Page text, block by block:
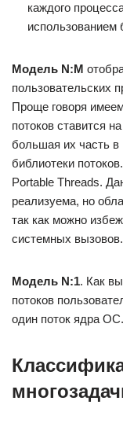
каждого
использованием
Модель N:M
пользовательских
Проще говоря
потоков ставится
большая их часть в
библиотеки
Portable Threads.
реализуема, но
так как можно
системных вызовов.
Модель N:1. Как
потоков
один поток ядра